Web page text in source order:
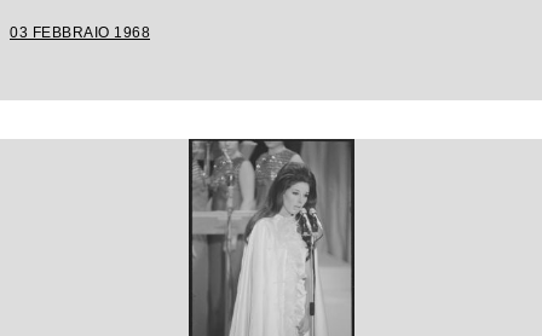
03 FEBBRAIO 1968